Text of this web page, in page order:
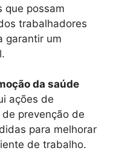
que possam
trabalhadores
garantir um
da saúde
ações de
prevenção de
para melhorar
de trabalho.